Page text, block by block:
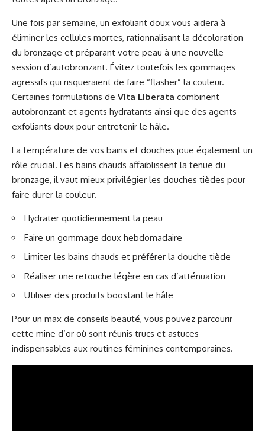
Une fois par semaine, un exfoliant doux vous aidera à
éliminer les cellules mortes, rationnalisant la décoloration
du bronzage et préparant votre peau à une nouvelle
session d’autobronzant. Évitez toutefois les gommages
agressifs qui risqueraient de faire “flasher” la couleur.
Certaines formulations de Vita Liberata combinent
autobronzant et agents hydratants ainsi que des agents
exfoliants doux pour entretenir le hâle.
La température de vos bains et douches joue également un
rôle crucial. Les bains chauds affaiblissent la tenue du
bronzage, il vaut mieux privilégier les douches tièdes pour
faire durer la couleur.
Hydrater quotidiennement la peau
Faire un gommage doux hebdomadaire
Limiter les bains chauds et préférer la douche tiède
Réaliser une retouche légère en cas d’atténuation
Utiliser des produits boostant le hâle
Pour un max de conseils beauté, vous pouvez parcourir
cette mine d’or où sont réunis trucs et astuces
indispensables aux routines féminines contemporaines.